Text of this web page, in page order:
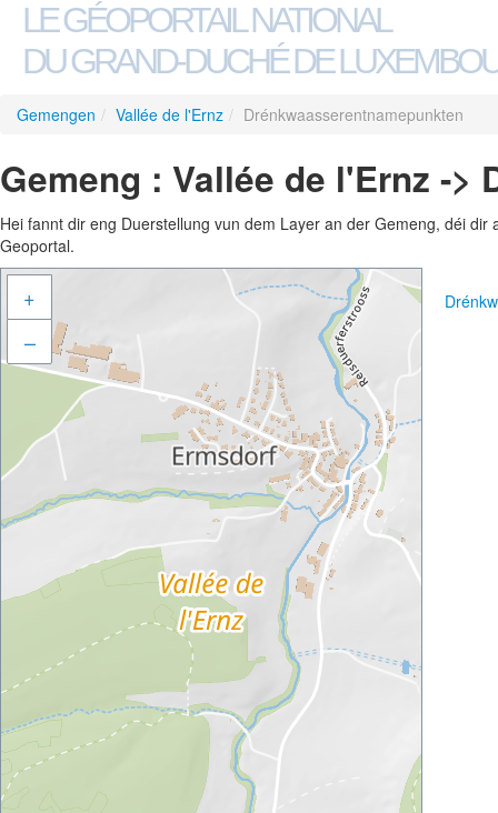
LE GÉOPORTAIL NATIONAL
DU GRAND-DUCHÉ DE
Gemengen / Vallée de l'Ernz / Drénkwaasserentnamepunkten
Gemeng : Vallée de l'Ernz ->
Hei fannt dir eng Duerstellung vun dem Layer an der Gemeng, déi
Geoportal.
+
–